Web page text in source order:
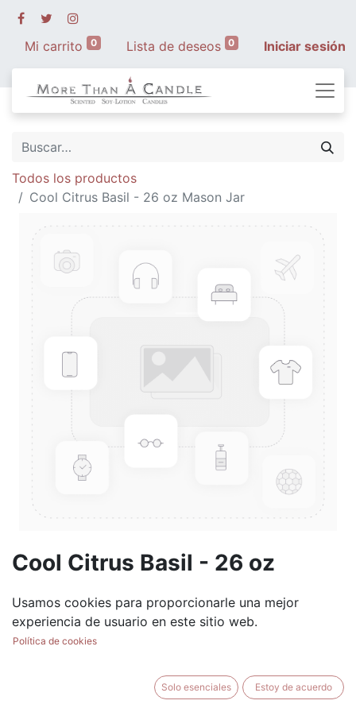
Mi carrito 0 Lista de deseos 0 Iniciar sesión
Todos los productos
Cool Citrus Basil - 26 oz Mason Jar
Cool Citrus Basil - 26 oz
(0 reseña)
$28.99
Usamos cookies para proporcionarle una mejor
experiencia de usuario en este sitio web.
Política de cookies
Solo esenciales Estoy de acuerdo